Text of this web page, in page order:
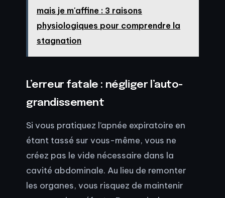
mais je m'affine : 3 raisons
physiologiques pour comprendre la
stagnation
L’erreur fatale : négliger l’auto-
grandissement
Si vous pratiquez l’apnée expiratoire en
étant tassé sur vous-même, vous ne
créez pas le vide nécessaire dans la
cavité abdominale. Au lieu de remonter
les organes, vous risquez de maintenir